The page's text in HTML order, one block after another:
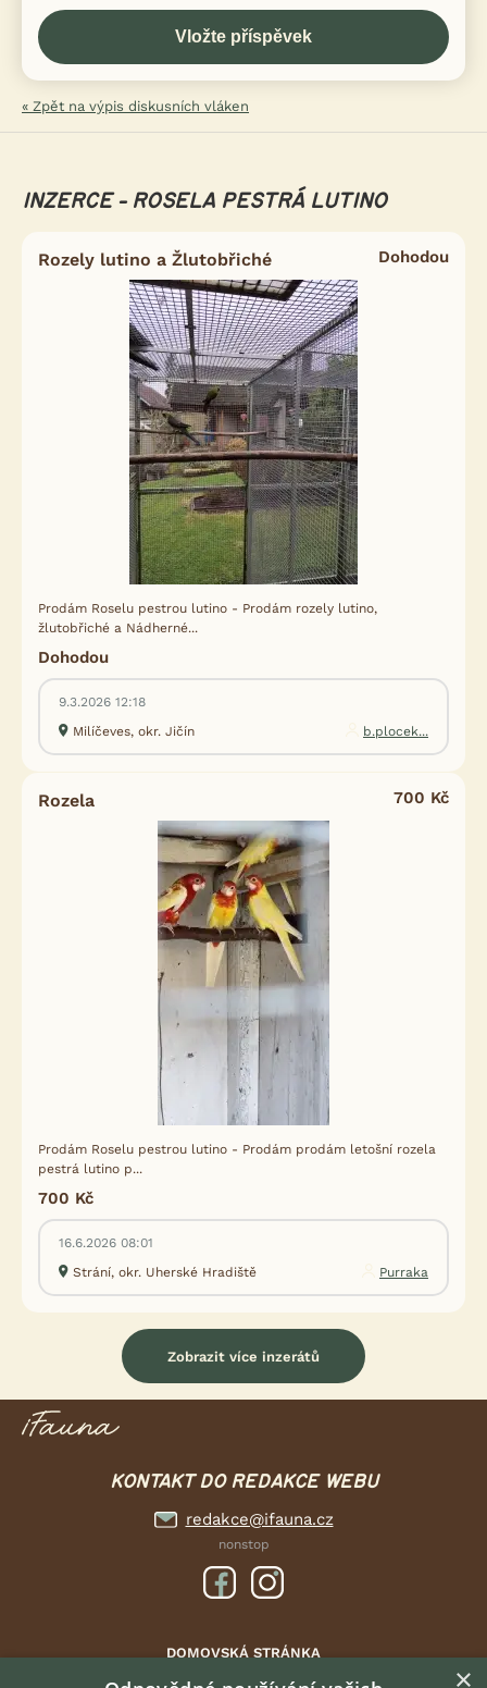
« Zpět na výpis diskusních vláken
INZERCE - ROSELA PESTRÁ LUTINO
Rozely lutino a Žlutobřiché Dohodou
Prodám Roselu pestrou lutino - Prodám rozely lutino,
žlutobřiché a Nádherné...
Dohodou
9.3.2026 12:18
Milíčeves, okr. Jičín
b.plocek...
Rozela 700 Kč
Prodám Roselu pestrou lutino - Prodám prodám letošní rozela
pestrá lutino p...
700 Kč
16.6.2026 08:01
Strání, okr. Uherské Hradiště
Purraka
Zobrazit více inzerátů
KONTAKT DO REDAKCE WEBU
redakce@ifauna.cz
nonstop
DOMOVSKÁ STRÁNKA
INZERCE
×